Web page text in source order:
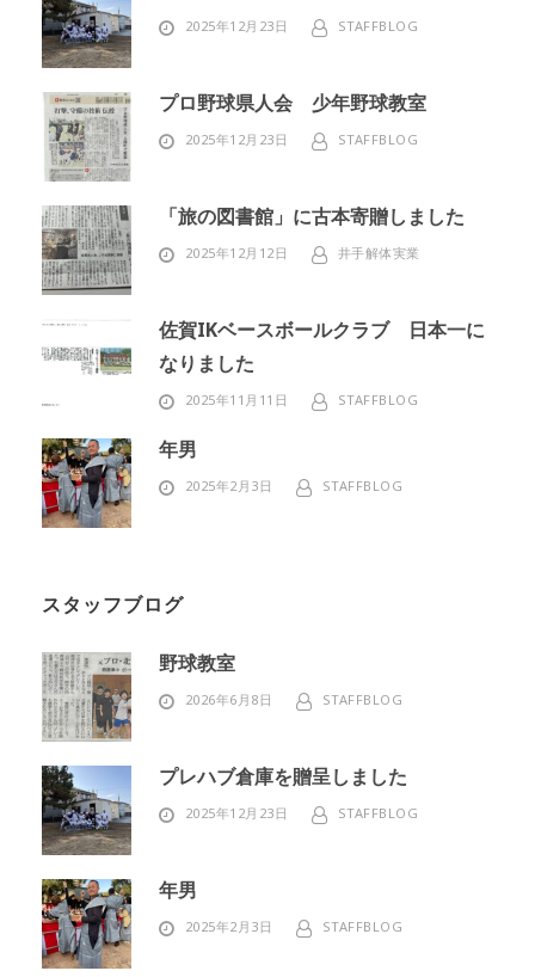
2025年12月23日 STAFFBLOG
プロ野球県人会 少年野球教室
2025年12月23日 STAFFBLOG
「旅の図書館」に古本寄贈しました
2025年12月12日 井手解体実業
佐賀IKベースボールクラブ 日本一に
なりました
2025年11月11日 STAFFBLOG
年男
2025年2月3日 STAFFBLOG
スタッフブログ
野球教室
2026年6月8日 STAFFBLOG
プレハブ倉庫を贈呈しました
2025年12月23日 STAFFBLOG
年男
2025年2月3日 STAFFBLOG